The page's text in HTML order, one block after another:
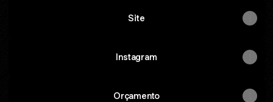
Site
Instagram
Orçamento